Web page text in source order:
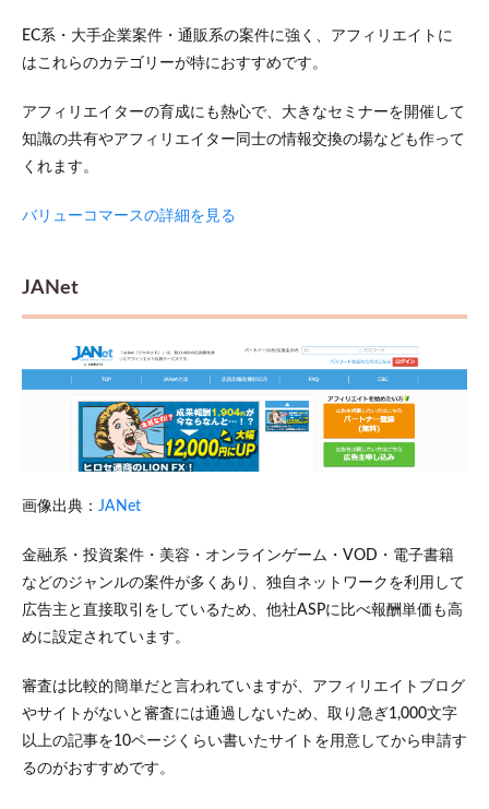
EC系・大手企業案件・通販系の案件に強く、アフィリエイトに
はこれらのカテゴリーが特におすすめです。
アフィリエイターの育成にも熱心で、大きなセミナーを開催して
知識の共有やアフィリエイター同士の情報交換の場なども作って
くれます。
バリューコマースの詳細を見る
JANet
画像出典： JANet
金融系・投資案件・美容・オンラインゲーム・VOD・電子書籍
などのジャンルの案件が多くあり、独自ネットワークを利用して
広告主と直接取引をしているため、他社ASPに比べ報酬単価も高
めに設定されています。
審査は比較的簡単だと言われていますが、アフィリエイトブログ
やサイトがないと審査には通過しないため、取り急ぎ1,000文字
以上の記事を10ページくらい書いたサイトを用意してから申請す
るのがおすすめです。